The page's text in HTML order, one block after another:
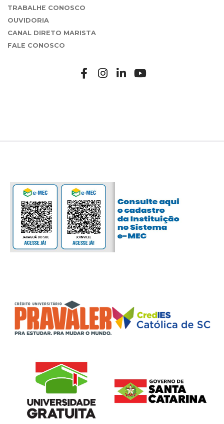
TRABALHE CONOSCO
OUVIDORIA
CANAL DIRETO MARISTA
FALE CONOSCO